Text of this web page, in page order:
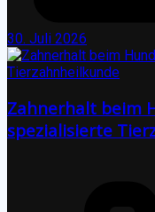
30. Juli 2026
Zahnerhalt beim
spezialisierte